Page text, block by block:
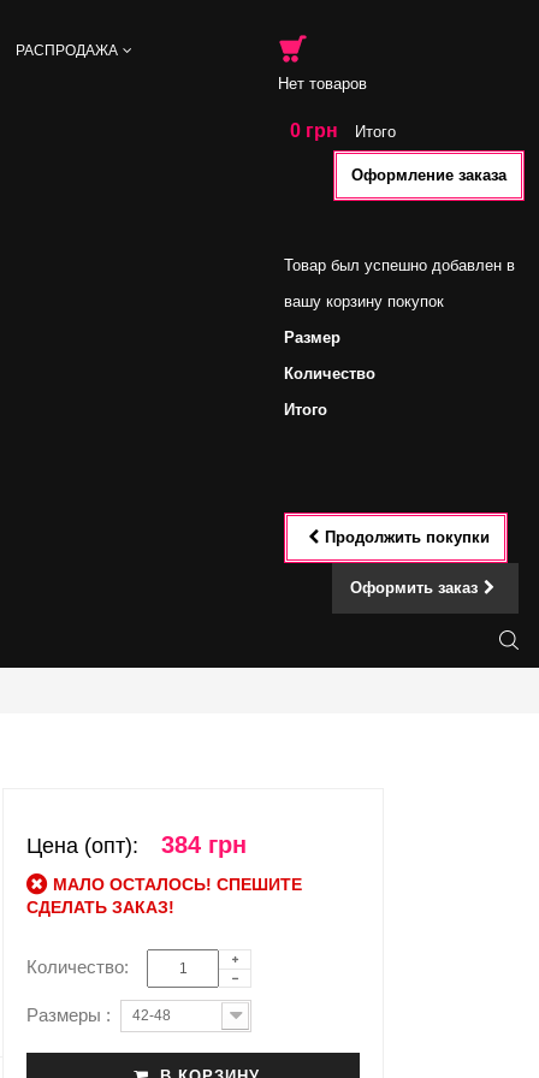
Нет товаров
0 грн Итого
Оформление заказа
Товар был успешно добавлен в
вашу корзину покупок
Размер
Количество
Итого
Продолжить покупки
Оформить заказ
РАСПРОДАЖА
Цена (опт): 384 грн
МАЛО ОСТАЛОСЬ! СПЕШИТЕ
СДЕЛАТЬ ЗАКАЗ!
Количество:
Размеры : 42-48